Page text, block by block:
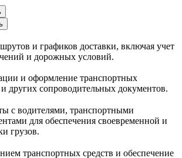
и графиков доставки, включая учет
и дорожных условий.
и оформление транспортных
других сопроводительных документов.
с водителями, транспортными
для обеспечения своевременной и
грузов.
транспортных средств и обеспечение